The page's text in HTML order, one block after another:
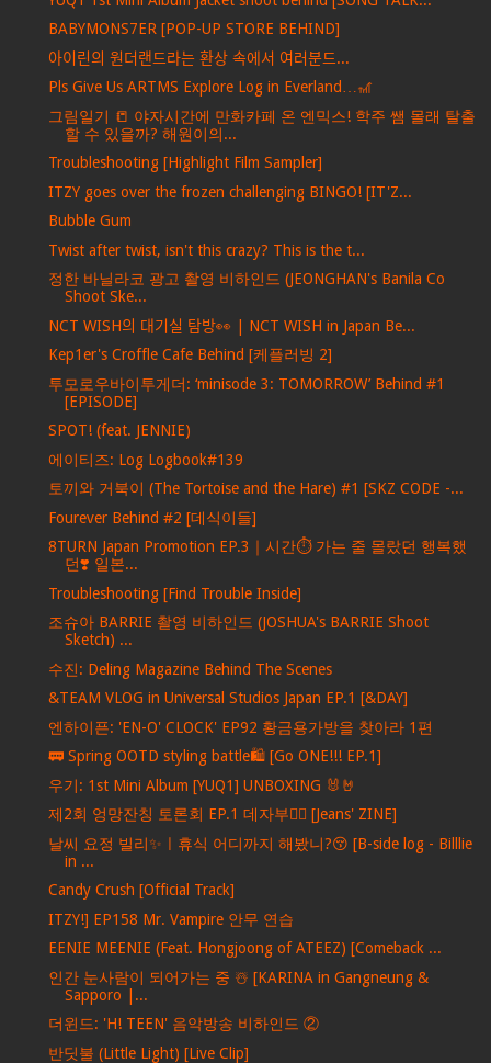
BABYMONS7ER [POP-UP STORE BEHIND]
아이린의 원더랜드라는 환상 속에서 여러분드...
Pls Give Us ARTMS Explore Log in Everland…🎢
그림일기 📒 야자시간에 만화카페 온 엔믹스! 학주 쌤 몰래 탈출
할 수 있을까? 해원이의...
Troubleshooting [Highlight Film Sampler]
ITZY goes over the frozen challenging BINGO! [IT'Z...
Bubble Gum
Twist after twist, isn't this crazy? This is the t...
정한 바닐라코 광고 촬영 비하인드 (JEONGHAN's Banila Co
Shoot Ske...
NCT WISH의 대기실 탐방👀 | NCT WISH in Japan Be...
Kep1er's Croffle Cafe Behind [케플러빙 2]
투모로우바이투게더: ‘minisode 3: TOMORROW’ Behind #1
[EPISODE]
SPOT! (feat. JENNIE)
에이티즈: Log Logbook#139
토끼와 거북이 (The Tortoise and the Hare) #1 [SKZ CODE -...
Fourever Behind #2 [데식이들]
8TURN Japan Promotion EP.3｜시간⏱️ 가는 줄 몰랐던 행복했
던❣️ 일본...
Troubleshooting [Find Trouble Inside]
조슈아 BARRIE 촬영 비하인드 (JOSHUA's BARRIE Shoot
Sketch) ...
수진: Deling Magazine Behind The Scenes
&TEAM VLOG in Universal Studios Japan EP.1 [&DAY]
엔하이픈: 'EN-O' CLOCK' EP92 황금용가방을 찾아라 1편
🚃 Spring OOTD styling battle🛍️ [Go ONE!!! EP.1]
우기: 1st Mini Album [YUQ1] UNBOXING 🐰🤘
제2회 엉망잔칭 토론회 EP.1 데자부🤦‍♀️ [Jeans' ZINE]
날씨 요정 빌리✨ㅣ휴식 어디까지 해봤니?😚 [B-side log - Billlie
in ...
Candy Crush [Official Track]
ITZY!] EP158 Mr. Vampire 안무 연습
EENIE MEENIE (Feat. Hongjoong of ATEEZ) [Comeback ...
인간 눈사람이 되어가는 중 ☃️ [KARINA in Gangneung &
Sapporo |...
더윈드: 'H! TEEN' 음악방송 비하인드 ②
반딧불 (Little Light) [Live Clip]